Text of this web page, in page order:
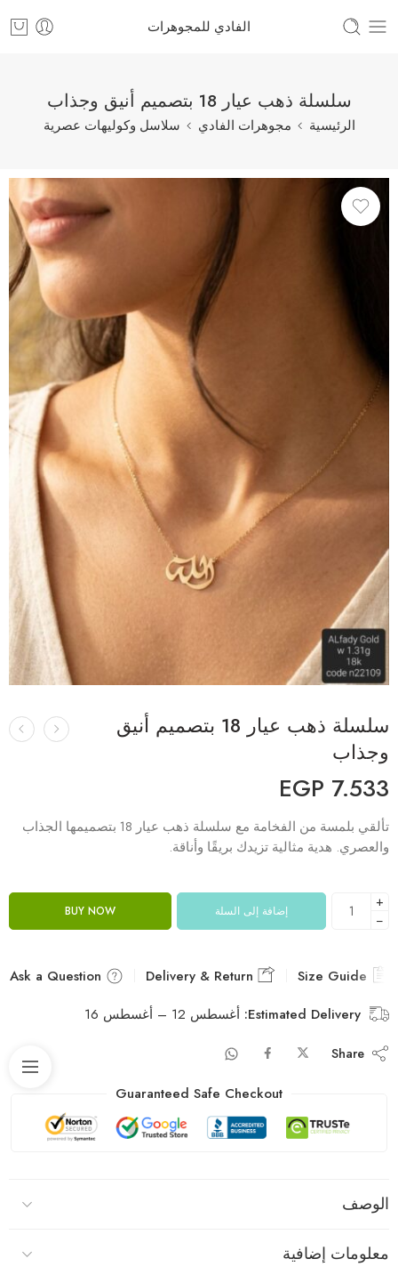
الفادي للمجوهرات
سلسلة ذهب عيار 18 بتصميم أنيق وجذاب
الرئيسية مجوهرات الفادي سلاسل وكوليهات عصرية
سلسلة ذهب عيار 18 بتصميم أنيق
وجذاب
7.533
EGP
تألقي بلمسة من الفخامة مع سلسلة ذهب عيار 18 بتصميمها الجذاب
والعصري. هدية مثالية تزيدك بريقًا وأناقة.
+
−
إضافة إلى السلة BUY NOW
Estimated Delivery: أغسطس 12 – أغسطس 16
Guaranteed Safe Checkout
الوصف
معلومات إضافية